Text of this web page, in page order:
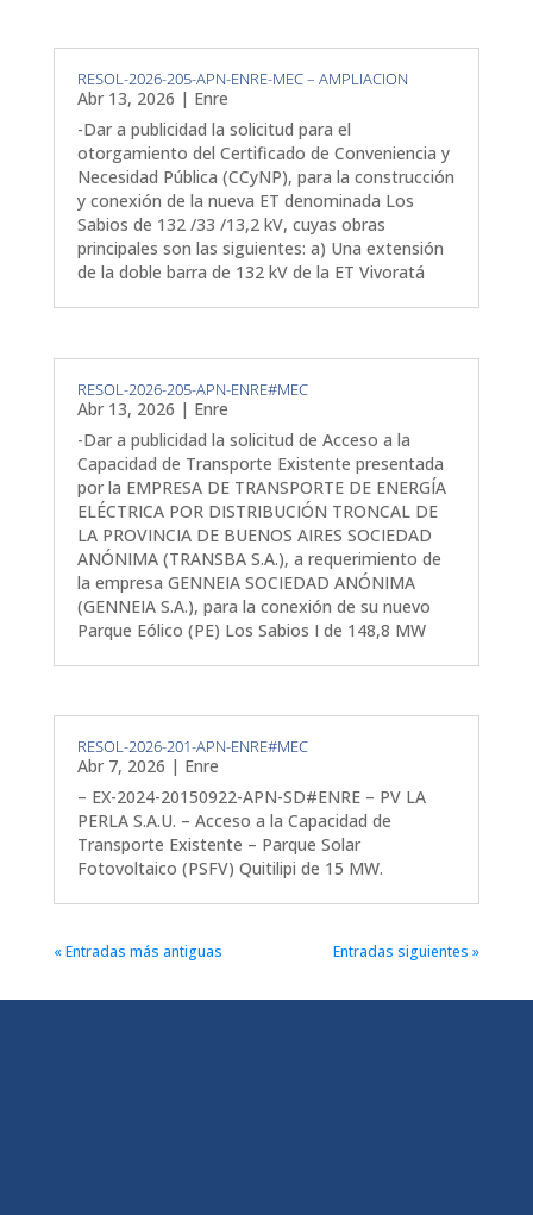
RESOL-2026-205-APN-ENRE-MEC – AMPLIACION
Abr 13, 2026 | Enre
-Dar a publicidad la solicitud para el
otorgamiento del Certificado de Conveniencia y
Necesidad Pública (CCyNP), para la construcción
y conexión de la nueva ET denominada Los
Sabios de 132 /33 /13,2 kV, cuyas obras
principales son las siguientes: a) Una extensión
de la doble barra de 132 kV de la ET Vivoratá
RESOL-2026-205-APN-ENRE#MEC
Abr 13, 2026 | Enre
-Dar a publicidad la solicitud de Acceso a la
Capacidad de Transporte Existente presentada
por la EMPRESA DE TRANSPORTE DE ENERGÍA
ELÉCTRICA POR DISTRIBUCIÓN TRONCAL DE
LA PROVINCIA DE BUENOS AIRES SOCIEDAD
ANÓNIMA (TRANSBA S.A.), a requerimiento de
la empresa GENNEIA SOCIEDAD ANÓNIMA
(GENNEIA S.A.), para la conexión de su nuevo
Parque Eólico (PE) Los Sabios I de 148,8 MW
RESOL-2026-201-APN-ENRE#MEC
Abr 7, 2026 | Enre
– EX-2024-20150922-APN-SD#ENRE – PV LA
PERLA S.A.U. – Acceso a la Capacidad de
Transporte Existente – Parque Solar
Fotovoltaico (PSFV) Quitilipi de 15 MW.
« Entradas más antiguas Entradas siguientes »